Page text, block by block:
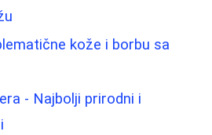
kože i borbu sa
- Najbolji prirodni i